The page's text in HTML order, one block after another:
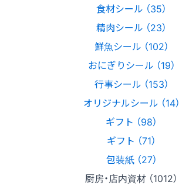
食材シール （35）
精肉シール （23）
鮮魚シール （102）
おにぎりシール （19）
行事シール （153）
オリジナルシール （14）
ギフト （98）
ギフト （71）
包装紙 （27）
厨房・店内資材 （1012）